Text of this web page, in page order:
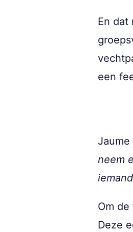
En dat
een
neem
Om
Deze